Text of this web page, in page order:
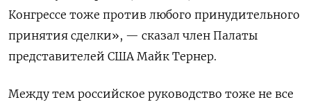
Конгрессе тоже против любого принудительного
принятия сделки», — сказал член Палаты
представителей США Майк Тернер.
Между тем российское руководство тоже не все